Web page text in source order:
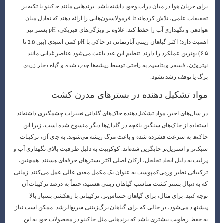
برای جریان هوا در میان ذرات وجود داشته باشد. برندهایی مانند خاکینو با تکیه بر
تحقیقات علمی، تلاش کرده‌اند تا فرمولاسیون‌هایی را ارائه دهند که تعادل میان
هوادهی و نگهداری آب را حفظ کند. علاوه بر ویژگی‌های فیزیکی، pH بستر نیز
اهمیت دارد؛ اکثر گیاهان زینتی آپارتمانی در خاکی با pH کمی اسیدی (بین ۵.۵ تا
۶.۵) بهترین عملکرد را دارند. تنظیم این عدد باعث می‌شود عناصر غذایی مانند
نیتروژن، فسفر و پتاسیم به راحتی توسط ریشه‌ها جذب شده و گیاه دچار زردی
برگ یا توقف رشد نشود.
مواد تشکیل دهنده در بسترهای مدرن کشت
در سال‌های اخیر، مواد تشکیل‌دهنده خاک‌های گلدانی تغییرات چشمگیری داشته‌اند.
استفاده از خاک‌های سنگین باغچه در گلدان‌ها دیگر منسوخ شده است، زیرا این
خاک‌ها به سرعت فشرده شده و باعث مرگ ریشه می‌شوند. به جای آن، ترکیبات
سبک‌تر و استریل‌تر جایگزین شده‌اند. کوکوپیت به دلیل ظرفیت بالای نگهداری آب و
پرلیت به دلیل ایجاد تخلخل، ارکان اصلی اکثر بسترهای حرفه‌ای هستند. همچنین،
ترکیباتی نظیر ورمی‌کمپوست به عنوان یک مکمل مغذی عالی عمل می‌کنند. زمانی
که به دنبال بستر کشت مناسب گیاهان زینتی هستید، حتماً به درصد ترکیبات آن
توجه کنید. برای مثال، برای گیاهان حساس‌تر، ترکیباتی با زهکشی بسیار بالا
پیشنهاد می‌شود، در حالی که برای گیاهان برگ‌زینتی سریع‌الرشد، ممکن است نیاز
به حفظ رطوبت بیشتری باشد که برندهایی مثل خاکینو در محصولات خود به این